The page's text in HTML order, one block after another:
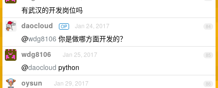
有武汉的开发岗位吗
84
daocloud OP Jan 24, 2017
@wdg8106 你是做哪方面开发的？
85
wdg8106 Jan 25, 2017
@daocloud python
86
oysun Jan 29, 2017